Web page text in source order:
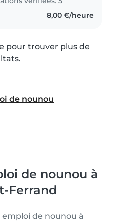
8,00 €/heure
pour trouver plus de
de nounou
de nounou à
Ferrand
emploi de nounou à